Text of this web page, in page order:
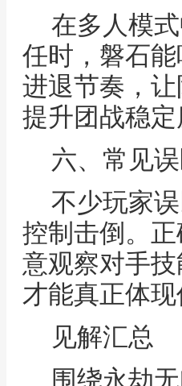
在多人模
任时，磐石
进退节奏，
提升团战稳定
六、常见
不少玩家
控制击倒。
意观察对手
才能真正体现
见解汇总
围绕永劫